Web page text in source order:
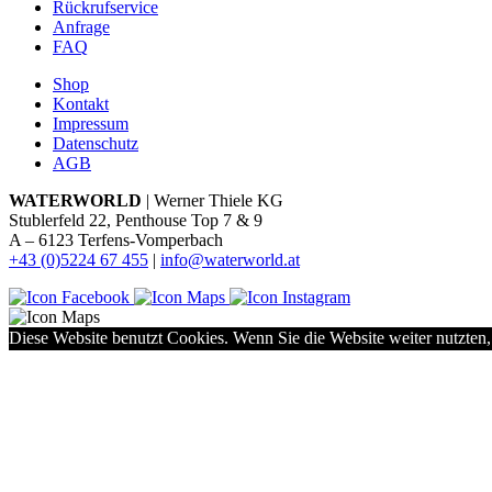
Rückrufservice
Anfrage
FAQ
Shop
Kontakt
Impressum
Datenschutz
AGB
WATERWORLD | Werner Thiele KG
Stublerfeld 22, Penthouse Top 7 & 9
A – 6123 Terfens-Vomperbach
+43 (0)5224 67 455 | info@waterworld.at
Diese Website benutzt Cookies. Wenn Sie die Website weiter